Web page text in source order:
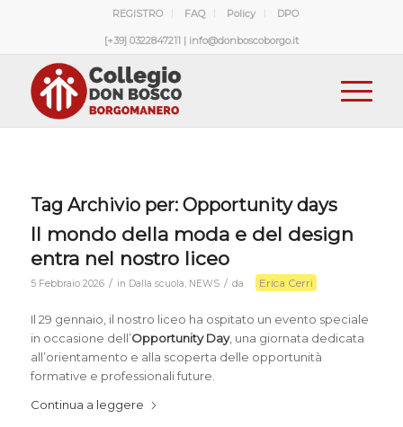
REGISTRO FAQ Policy DPO
[+39] 0322847211 | info@donboscoborgo.it
Tag Archivio per: Opportunity days
Il mondo della moda e del design
entra nel nostro liceo
5 Febbraio 2026 / in Dalla scuola, NEWS / da Erica Cerri
Il 29 gennaio, il nostro liceo ha ospitato un evento speciale
in occasione dell’Opportunity Day, una giornata dedicata
all’orientamento e alla scoperta delle opportunità
formative e professionali future.
Continua a leggere